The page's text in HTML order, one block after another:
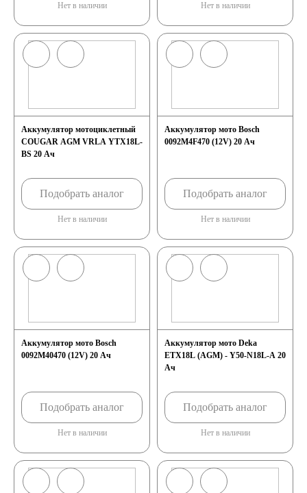
150 А/ч
180 А/ч
192 А/ч
210 А/ч
225 А/ч
235 А/ч
Нет в наличии Нет в наличии
Аккумулятор мотоциклетный
COUGAR AGM VRLA YTX18L-
BS 20 Ач
Подобрать аналог
Нет в наличии
Аккумулятор мото Bosch
0092M4F470 (12V) 20 Ач
Подобрать аналог
Нет в наличии
Аккумулятор мото Bosch
0092M40470 (12V) 20 Ач
Подобрать аналог
Нет в наличии
Аккумулятор мото Deka
ETX18L (AGM) - Y50-N18L-A 20
Ач
Подобрать аналог
Нет в наличии